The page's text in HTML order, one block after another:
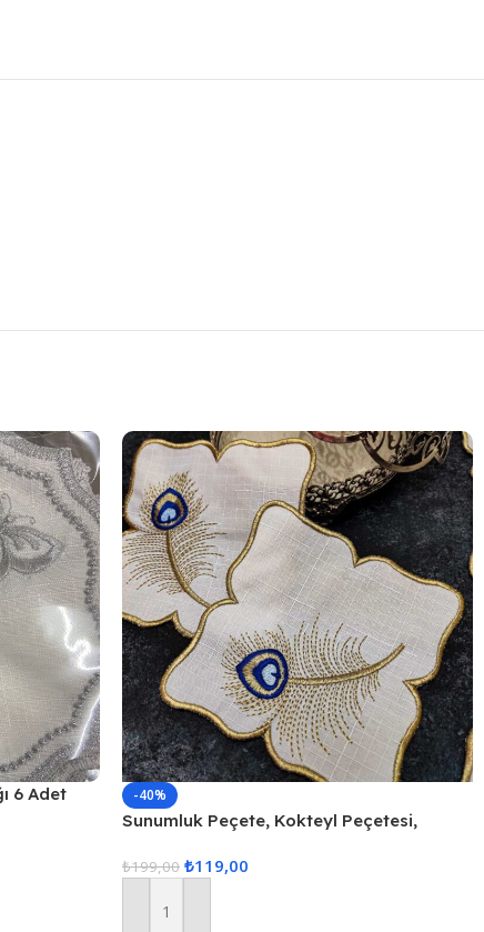
6 Adet
-40%
Sunumluk Peçete, Kokteyl Peçetesi,
Adet Sunum Peçetesi
₺199,00 ₺119,00
Sepete Ekle